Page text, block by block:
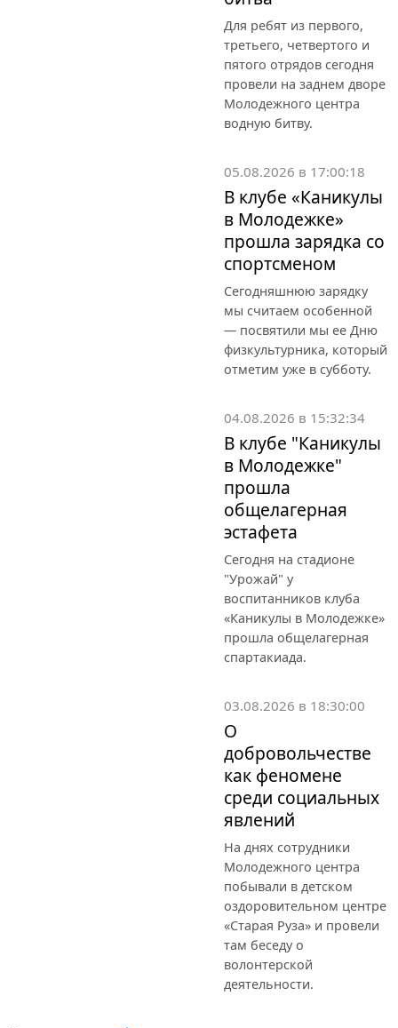
Для ребят из первого,
третьего, четвертого и
пятого отрядов сегодня
провели на заднем дворе
Молодежного центра
водную битву.
05.08.2026 в 17:00:18
В клубе «Каникулы
в Молодежке»
прошла зарядка со
спортсменом
Сегодняшнюю зарядку
мы считаем особенной
— посвятили мы ее Дню
физкультурника, который
отметим уже в субботу.
04.08.2026 в 15:32:34
В клубе "Каникулы
в Молодежке"
прошла
общелагерная
эстафета
Сегодня на стадионе
"Урожай" у
воспитанников клуба
«Каникулы в Молодежке»
прошла общелагерная
спартакиада.
03.08.2026 в 18:30:00
О
добровольчестве
как феномене
среди социальных
явлений
На днях сотрудники
Молодежного центра
побывали в детском
оздоровительном центре
«Старая Руза» и провели
там беседу о
волонтерской
деятельности.